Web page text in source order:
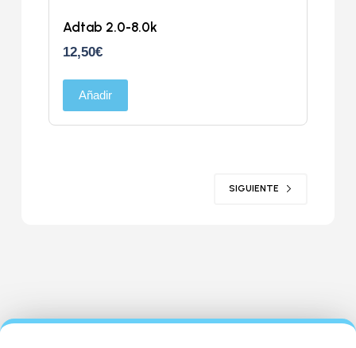
Adtab 2.0-8.0k
12,50€
Añadir
SIGUIENTE